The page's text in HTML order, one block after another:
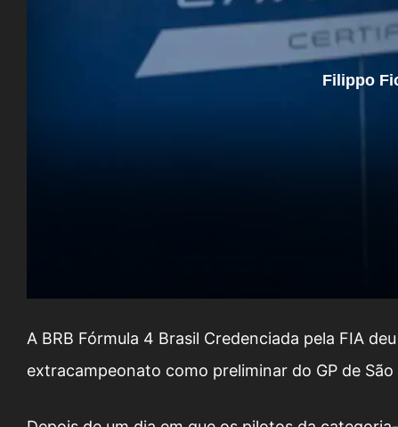
Filippo
A BRB Fórmula 4 Brasil Credenciada pela FIA
extracampeonato como preliminar do GP de São